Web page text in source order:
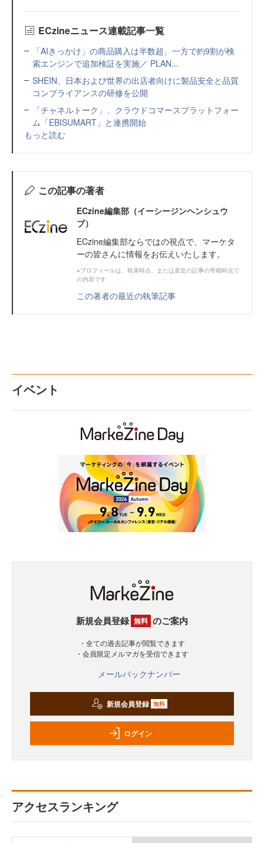
ECzineニュース連載記事一覧
「AIきっかけ」の商品購入は半数超、一方で約9割が検
索エンジンで追加検証を実施／ PLAN...
SHEIN、日本および世界の出店者向けに製品安全と品質
コンプライアンスの研修を公開
「チャネルトーク」、クラウドコマースプラットフォー
ム「EBISUMART」と連携開始
もっと読む
この記事の著者
ECzine編集部（イーシージンヘンシュウ
ブ）
ECzine編集部ならではの視点で、マーケタ
ーの皆さんに情報をお伝えいたします。
※プロフィールは、執筆時点、または直近の記事の寄稿時点で
の内容です
この著者の最近の執筆記事
イベント
新規会員登録 無料 のご案内
・全ての過去記事が閲覧できます
・会員限定メルマガを受信できます
メールバックナンバー
新規会員登録 無料
ログイン
アクセスランキング